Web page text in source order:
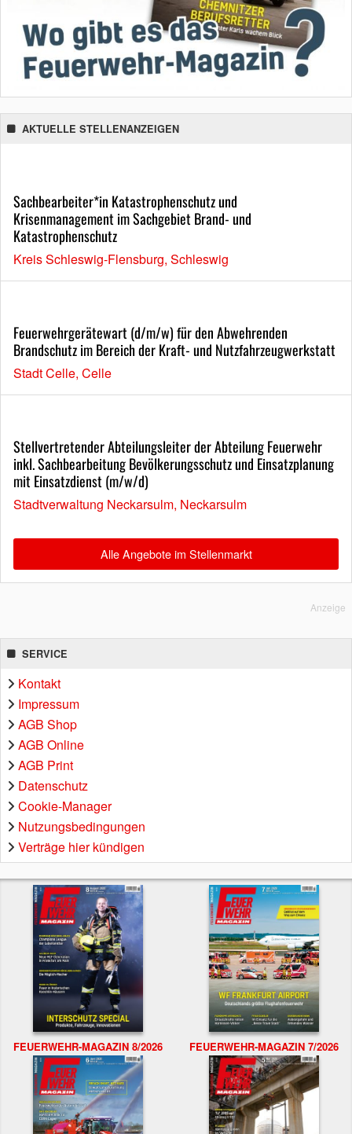
AKTUELLE STELLENANZEIGEN
Sachbearbeiter*in Katastrophenschutz und
Krisenmanagement im Sachgebiet Brand- und
Katastrophenschutz
Kreis Schleswig-Flensburg, Schleswig
Feuerwehrgerätewart (d/m/w) für den Abwehrenden
Brandschutz im Bereich der Kraft- und Nutzfahrzeugwerkstatt
Stadt Celle, Celle
Stellvertretender Abteilungsleiter der Abteilung Feuerwehr
inkl. Sachbearbeitung Bevölkerungsschutz und Einsatzplanung
mit Einsatzdienst (m/w/d)
Stadtverwaltung Neckarsulm, Neckarsulm
Alle Angebote im Stellenmarkt
Anzeige
SERVICE
Kontakt
Impressum
AGB Shop
AGB Online
AGB Print
Datenschutz
Cookie-Manager
Nutzungsbedingungen
Verträge hier kündigen
FEUERWEHR-MAGAZIN 8/2026 FEUERWEHR-MAGAZIN 7/2026